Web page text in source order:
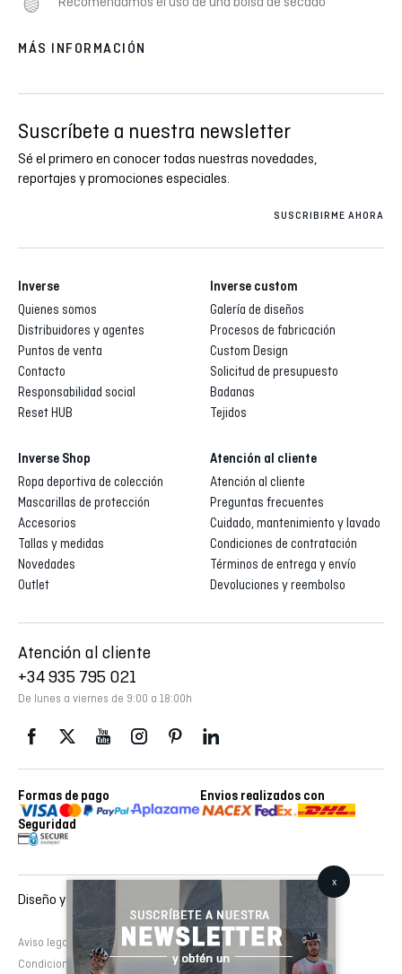
MÁS INFORMACIÓN
Suscríbete a nuestra newsletter
Sé el primero en conocer todas nuestras novedades,
reportajes y promociones especiales.
SUSCRIBIRME AHORA
Inverse
Quienes somos
Distribuidores y agentes
Puntos de venta
Contacto
Responsabilidad social
Reset HUB
Inverse custom
Galería de diseños
Procesos de fabricación
Custom Design
Solicitud de presupuesto
Badanas
Tejidos
Inverse Shop
Ropa deportiva de colección
Mascarillas de protección
Accesorios
Tallas y medidas
Novedades
Outlet
Atención al cliente
Atención al cliente
Preguntas frecuentes
Cuidado, mantenimiento y lavado
Condiciones de contratación
Términos de entrega y envío
Devoluciones y reembolso
Atención al cliente
+34 935 795 021
De lunes a viernes de 9:00 a 18:00h
Formas de pago
Envios realizados con
Seguridad
Aviso legal Política de cookies
Política de privacidad
Condiciones de contratación
Diseño y desarrollo web : EMFASI